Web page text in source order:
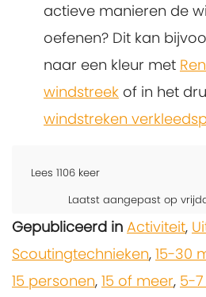
actieve manieren de
oefenen? Dit kan
naar een kleur met
windstreek of in het
windstreken
Lees 1106 keer
Laatst aangepast op
Gepubliceerd in Activiteit,
Scoutingtechnieken, 15-30
15 personen, 15 of meer, 5-